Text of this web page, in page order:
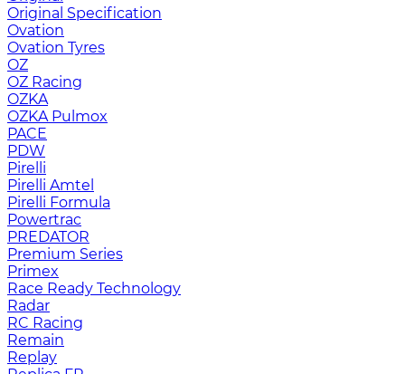
Original Specification
Ovation
Ovation Tyres
OZ
OZ Racing
OZKA
OZKA Pulmox
PACE
PDW
Pirelli
Pirelli Amtel
Pirelli Formula
Powertrac
PREDATOR
Premium Series
Primex
Race Ready Technology
Radar
RC Racing
Remain
Replay